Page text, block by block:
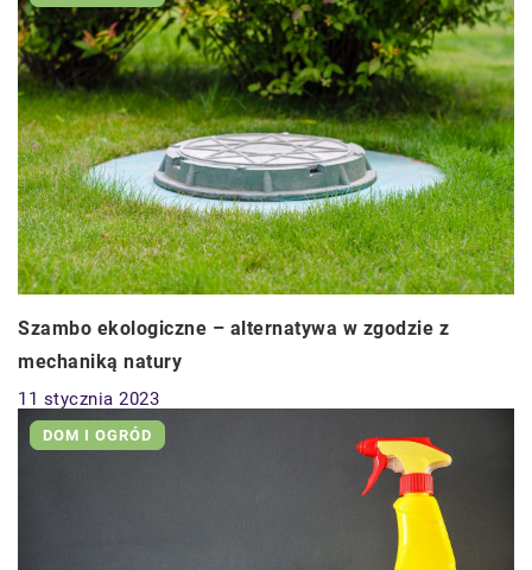
Szambo ekologiczne – alternatywa w zgodzie z
mechaniką natury
11 stycznia 2023
DOM I OGRÓD